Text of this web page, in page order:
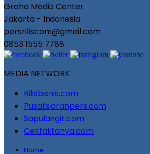
Graha Media Center
Jakarta - Indonesia
persriliscom@gmail.com
0853 1555 7788
MEDIA NETWORK
Rilisbisnis.com
Pusatsiaranpers.com
Sapulangit.com
Cekfaktanya.com
Home